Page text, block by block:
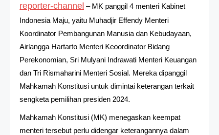
reporter-channel – MK panggil 4 menteri Kabinet
Indonesia Maju, yaitu Muhadjir Effendy Menteri
Koordinator Pembangunan Manusia dan Kebudayaan,
Airlangga Hartarto Menteri Keoordinator Bidang
Perekonomian, Sri Mulyani Indrawati Menteri Keuangan
dan Tri Rismaharini Menteri Sosial. Mereka dipanggil
Mahkamah Konstitusi untuk dimintai keterangan terkait
sengketa pemilihan presiden 2024.
Mahkamah Konstitusi (MK) menegaskan keempat
menteri tersebut perlu didengar keterangannya dalam